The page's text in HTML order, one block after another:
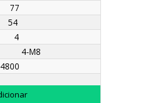
77
54
4
4-M8
4800